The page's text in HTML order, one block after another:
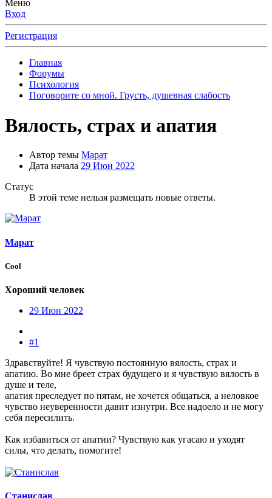
Меню
Вход
Регистрация
Главная
Форумы
Психология
Поговорите со мной. Грусть, душевная слабость
Вялость, страх и апатия
Автор темы Марат
Дата начала 29 Июн 2022
Статус
В этой теме нельзя размещать новые ответы.
Марат
Cool
Хороший человек
29 Июн 2022
#1
Здравствуйте! Я чувствую постоянную вялость, страх и
апатию. Во мне бреет страх будущего и я чувствую вялость в
душе и теле,
апатия преследует по пятам, не хочется общаться, а неловкое
чувство неуверенности давит изнутри. Все надоело и не могу
себя пересилить.
Как избавиться от апатии? Чувствую как угасаю и уходят
силы, что делать, помогите!